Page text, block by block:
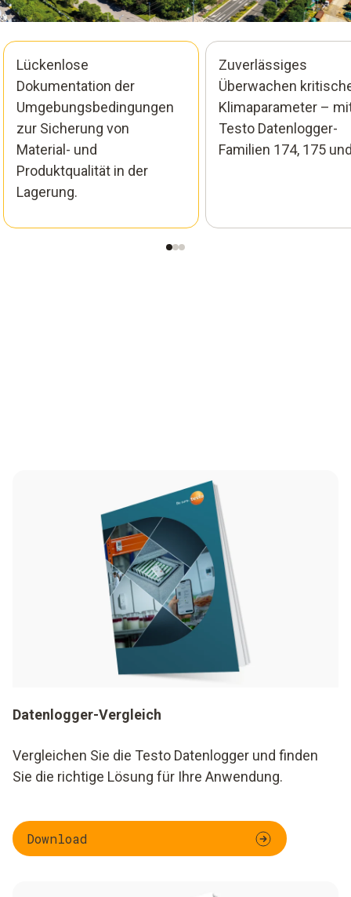
Lückenlose
Dokumentation der
Umgebungsbedingungen
zur Sicherung von
Material- und
Produktqualität in der
Lagerung.
Zuverlässiges
Überwachen
Klimaparameter –
Testo Datenlogger-
Familien 174, 175
Datenlogger-Vergleich
Vergleichen Sie die Testo Datenlogger und finden
Sie die richtige Lösung für Ihre Anwendung.
Download